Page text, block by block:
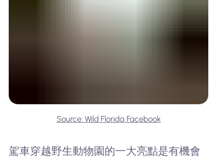
Source: Wild Florida Facebook
駕車穿越野生動物園的一大亮點是有機會